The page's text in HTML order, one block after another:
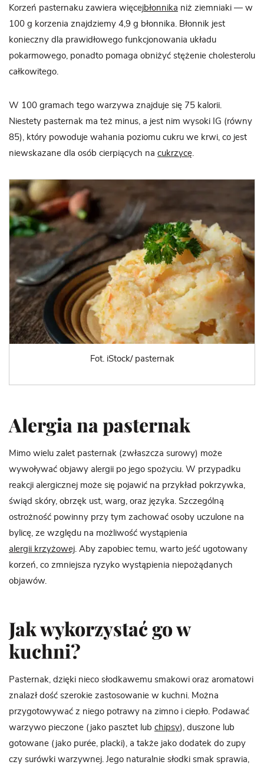
Korzeń pasternaku zawiera więcejbłonnika niż ziemniaki — w
100 g korzenia znajdziemy 4,9 g błonnika. Błonnik jest
konieczny dla prawidłowego funkcjonowania układu
pokarmowego, ponadto pomaga obniżyć stężenie cholesterolu
całkowitego.
W 100 gramach tego warzywa znajduje się 75 kalorii.
Niestety pasternak ma też minus, a jest nim wysoki IG (równy
85), który powoduje wahania poziomu cukru we krwi, co jest
niewskazane dla osób cierpiących na cukrzycę.
Fot. iStock/ pasternak
Alergia na pasternak
Mimo wielu zalet pasternak (zwłaszcza surowy) może
wywoływać objawy alergii po jego spożyciu. W przypadku
reakcji alergicznej może się pojawić na przykład pokrzywka,
świąd skóry, obrzęk ust, warg, oraz języka. Szczególną
ostrożność powinny przy tym zachować osoby uczulone na
bylicę, ze względu na możliwość wystąpienia
alergii krzyżowej . Aby zapobiec temu, warto jeść ugotowany
korzeń, co zmniejsza ryzyko wystąpienia niepożądanych
objawów.
Jak wykorzystać go w
kuchni?
Pasternak, dzięki nieco słodkawemu smakowi oraz aromatowi
znalazł dość szerokie zastosowanie w kuchni. Można
przygotowywać z niego potrawy na zimno i ciepło. Podawać
warzywo pieczone (jako pasztet lub chipsy), duszone lub
gotowane (jako purée, placki), a także jako dodatek do zupy
czy surówki warzywnej. Jego naturalnie słodki smak sprawia,